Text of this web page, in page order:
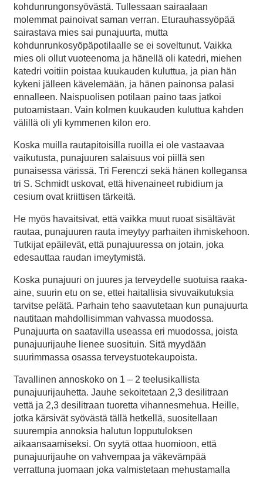
kohdunrungonsyövästä. Tullessaan sairaalaan
molemmat painoivat saman verran. Eturauhassyöpää
sairastava mies sai punajuurta, mutta
kohdunrunkosyöpäpotilaalle se ei soveltunut. Vaikka
mies oli ollut vuoteenoma ja hänellä oli katedri, miehen
katedri voitiin poistaa kuukauden kuluttua, ja pian hän
kykeni jälleen kävelemään, ja hänen painonsa palasi
ennalleen. Naispuolisen potilaan paino taas jatkoi
putoamistaan. Vain kolmen kuukauden kuluttua kahden
välillä oli yli kymmenen kilon ero.
Koska muilla rautapitoisilla ruoilla ei ole vastaavaa
vaikutusta, punajuuren salaisuus voi piillä sen
punaisessa värissä. Tri Ferenczi sekä hänen kollegansa
tri S. Schmidt uskovat, että hivenaineet rubidium ja
cesium ovat kriittisen tärkeitä.
He myös havaitsivat, että vaikka muut ruoat sisältävät
rautaa, punajuuren rauta imeytyy parhaiten ihmiskehoon.
Tutkijat epäilevät, että punajuuressa on jotain, joka
edesauttaa raudan imeytymistä.
Koska punajuuri on juures ja terveydelle suotuisa raaka-
aine, suurin etu on se, ettei haitallisia sivuvaikutuksia
tarvitse pelätä. Parhain teho saavutetaan kun punajuurta
nautitaan mahdollisimman vahvassa muodossa.
Punajuurta on saatavilla useassa eri muodossa, joista
punajuurijauhe lienee suosituin. Sitä myydään
suurimmassa osassa terveystuotekaupoista.
Tavallinen annoskoko on 1 – 2 teelusikallista
punajuurijauhetta. Jauhe sekoitetaan 2,3 desilitraan
vettä ja 2,3 desilitraan tuoretta vihannesmehua. Heille,
jotka kärsivät syövästä tällä hetkellä, suositellaan
suurempia annoksia halutun lopputuloksen
aikaansaamiseksi. On syytä ottaa huomioon, että
punajuurijauhe on vahvempaa ja väkevämpää
verrattuna juomaan joka valmistetaan mehustamalla